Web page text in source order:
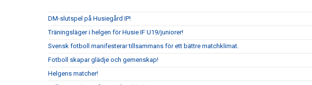
DM-slutspel på Husiegård IP!
Träningsläger i helgen för Husie IF U19/juniorer!
Svensk fotboll manifesterar tillsammans för ett bättre matchklimat.
Fotboll skapar glädje och gemenskap!
Helgens matcher!